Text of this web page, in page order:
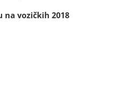
na vozičkih 2018